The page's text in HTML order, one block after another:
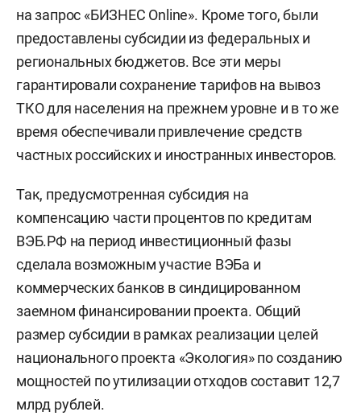
Татарстан был официально утвержден
в качестве субъекта, в котором предусмотрено
строительство мусоросжигательного завода
в 2017 году. Тогда же утвержден «зеленый
тариф» на электроэнергию, которая будет
вырабатываться в результате сжигания
отходов. Также было предусмотрено, что
возврат инвестиций в строительство заводов
будет осуществляться через договоры
на поставку мощности (ДПМ), которые дают
гарантию на возврат средств за счет
повышенных платежей потребителей.
на запрос «БИЗНЕС Online». Кроме того, были
предоставлены субсидии из федеральных и
региональных бюджетов. Все эти меры
гарантировали сохранение тарифов на вывоз
ТКО для населения на прежнем уровне и в то же
время обеспечивали привлечение средств
частных российских и иностранных инвесторов.
Так, предусмотренная субсидия на
компенсацию части процентов по кредитам
ВЭБ.РФ на период инвестиционный фазы
сделала возможным участие ВЭБа и
коммерческих банков в синдицированном
заемном финансировании проекта. Общий
размер субсидии в рамках реализации целей
национального проекта «Экология» по созданию
мощностей по утилизации отходов составит 12,7
млрд рублей.